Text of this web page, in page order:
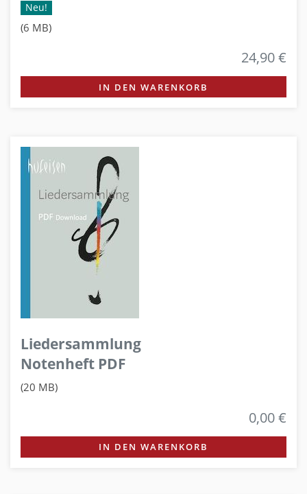
Neu!
(6 MB)
24,90 €
IN DEN WARENKORB
Liedersammlung
Notenheft PDF
(20 MB)
0,00 €
IN DEN WARENKORB